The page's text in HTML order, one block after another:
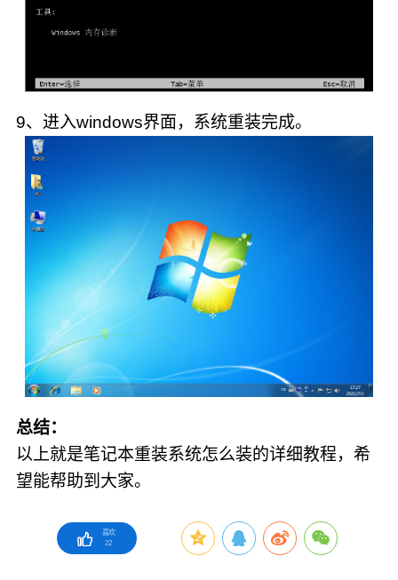
9、进入windows界面，系统重装完成。
总结：
以上就是笔记本重装系统怎么装的详细教程，希
望能帮助到大家。
喜欢
22